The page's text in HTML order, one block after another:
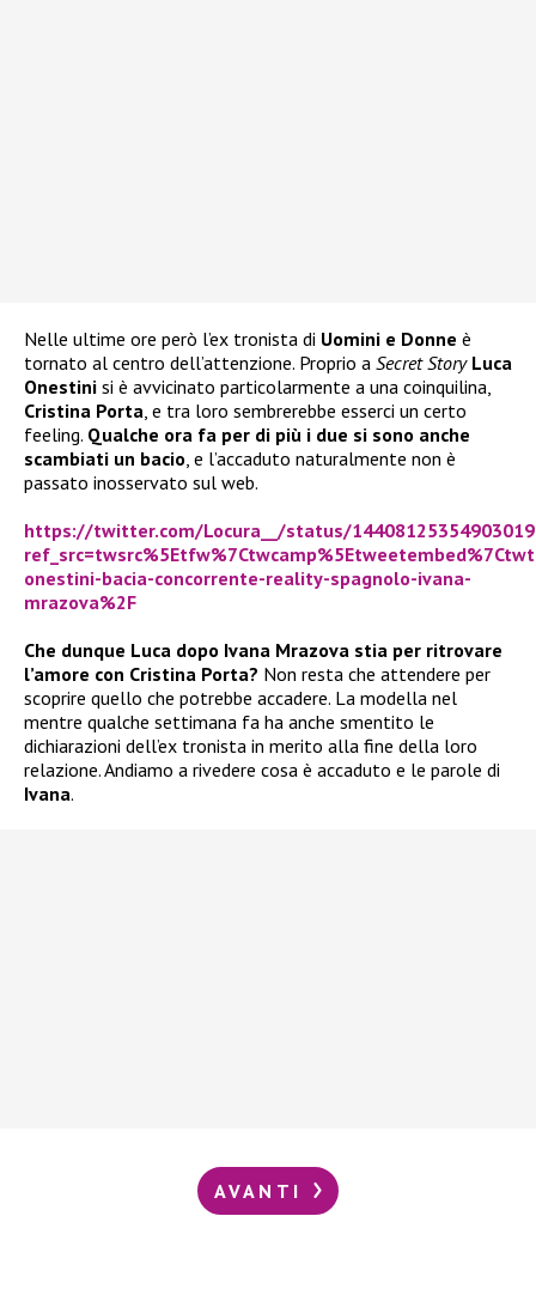
Nelle ultime ore però l’ex tronista di Uomini e Donne è
tornato al centro dell’attenzione. Proprio a Secret Story Luca
Onestini si è avvicinato particolarmente a una coinquilina,
Cristina Porta , e tra loro sembrerebbe esserci un certo
feeling. Qualche ora fa per di più i due si sono anche
scambiati un bacio , e l’accaduto naturalmente non è
passato inosservato sul web.
https://twitter.com/Locura__/status/
onestini-bacia-concorrente-reality-spagnolo-ivana-
mrazova%2F
Che dunque Luca dopo Ivana Mrazova stia per ritrovare
l’amore con Cristina Porta? Non resta che attendere per
scoprire quello che potrebbe accadere. La modella nel
mentre qualche settimana fa ha anche smentito le
dichiarazioni dell’ex tronista in merito alla fine della loro
relazione. Andiamo a rivedere cosa è accaduto e le parole di
Ivana.
AVANTI